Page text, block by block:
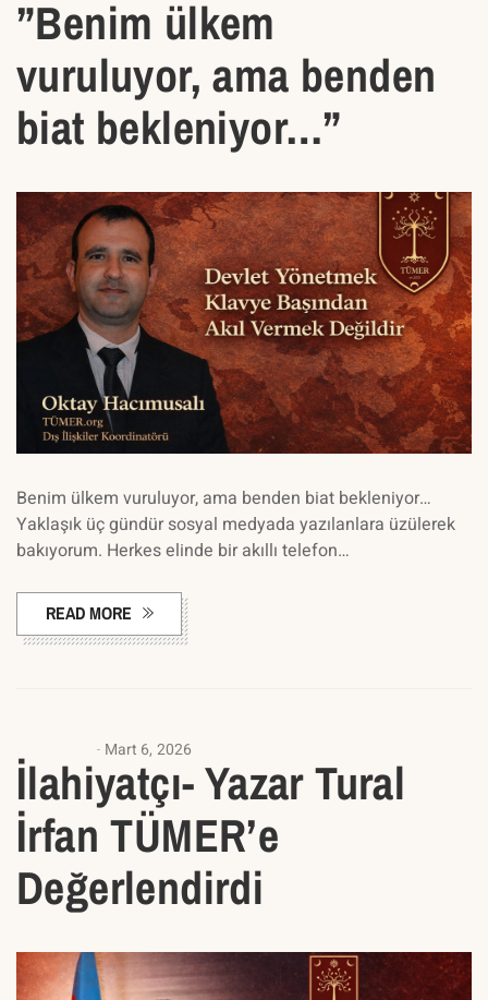
”Benim ülkem
vuruluyor, ama benden
biat bekleniyor…”
Benim ülkem vuruluyor, ama benden biat bekleniyor…
Yaklaşık üç gündür sosyal medyada yazılanlara üzülerek
bakıyorum. Herkes elinde bir akıllı telefon…
READ MORE
Mart 6, 2026
İlahiyatçı- Yazar Tural
İrfan TÜMER’e
Değerlendirdi